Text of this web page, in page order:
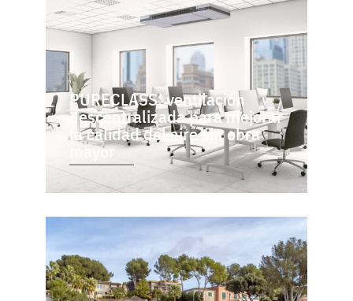
PURECLASS: ventilación
descentralizada para mejorar
la calidad del aire sin obra
mayor